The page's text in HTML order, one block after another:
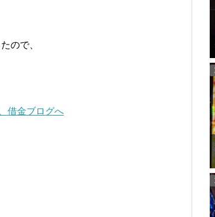
ので、
借金ブログへ